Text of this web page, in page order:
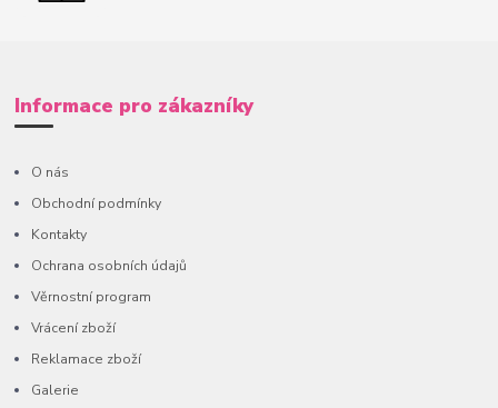
Informace pro zákazníky
O nás
Obchodní podmínky
Kontakty
Ochrana osobních údajů
Věrnostní program
Vrácení zboží
Reklamace zboží
Galerie